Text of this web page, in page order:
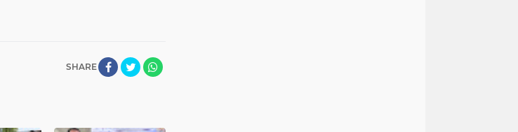
SHARE